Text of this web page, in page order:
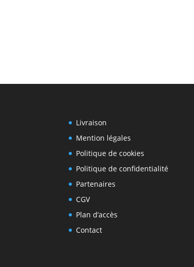
Livraison
Mention légales
Politique de cookies
Politique de confidentialité
Partenaires
CGV
Plan d’accès
Contact